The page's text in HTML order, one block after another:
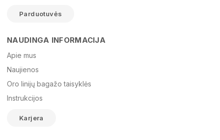
El. paštas
Žinutė
Parduotuvės
NAUDINGA INFORMACIJA
Apie mus
Naujienos
Oro linijų bagažo taisyklės
Instrukcijos
Karjera